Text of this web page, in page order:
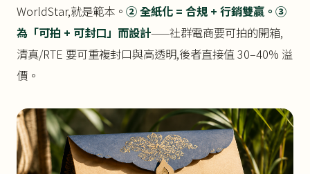
WorldStar,就是範本。 ② 全紙化 = 合規 + 行銷雙贏。 ③
為「可拍 + 可封口」而設計——社群電商要可拍的開箱,
清真/RTE 要可重複封口與高透明,後者直接值 30–40% 溢
價。